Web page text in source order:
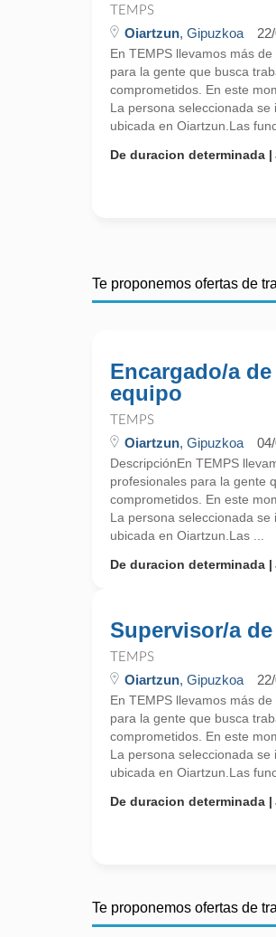
TEMPS
Oiartzun, Gipuzkoa
En TEMPS llevamos más
para la gente que busca
comprometidos. En este
La persona seleccionada
ubicada en Oiartzun.Las
De duracion determinada
Te proponemos ofertas de
Encargado/a
equipo
TEMPS
Oiartzun, Gipuzkoa
DescripciónEn TEMPS
profesionales para la gente
comprometidos. En este
La persona seleccionada
ubicada en Oiartzun.Las ...
De duracion determinada
Supervisor/a
TEMPS
Oiartzun, Gipuzkoa
En TEMPS llevamos más
para la gente que busca
comprometidos. En este
La persona seleccionada
ubicada en Oiartzun.Las
De duracion determinada
Te proponemos ofertas de